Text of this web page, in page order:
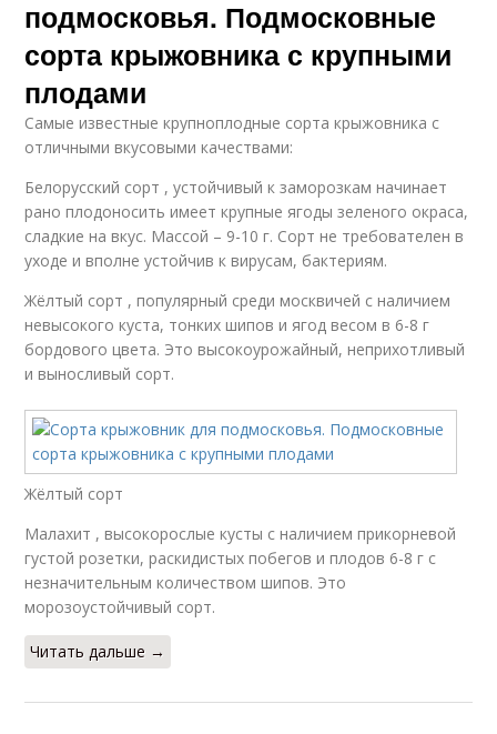
подмосковья. Подмосковные
сорта крыжовника с крупными
плодами
Самые известные крупноплодные сорта крыжовника с
отличными вкусовыми качествами:
Белорусский сорт , устойчивый к заморозкам начинает
рано плодоносить имеет крупные ягоды зеленого окраса,
сладкие на вкус. Массой – 9-10 г. Сорт не требователен в
уходе и вполне устойчив к вирусам, бактериям.
Жёлтый сорт , популярный среди москвичей с наличием
невысокого куста, тонких шипов и ягод весом в 6-8 г
бордового цвета. Это высокоурожайный, неприхотливый
и выносливый сорт.
Жёлтый сорт
Малахит , высокорослые кусты с наличием прикорневой
густой розетки, раскидистых побегов и плодов 6-8 г с
незначительным количеством шипов. Это
морозоустойчивый сорт.
Читать дальше →